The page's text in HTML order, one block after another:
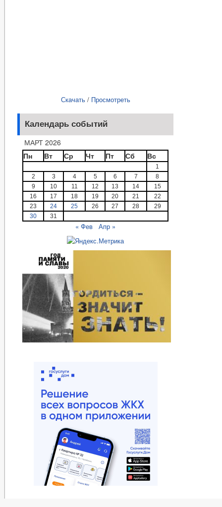
Скачать/ Просмотреть
Календарь событий
МАРТ 2026
Пн
Вт Ср Чт Пт Сб Вс
1
2
3 4 5 6 7
8
9
10 11 12 13 14
15
16
17 18 19 20 21
22
23
24 25 26 27 28
29
30
31
« Фев Апр »